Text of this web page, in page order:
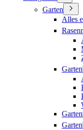
Garten
Alles